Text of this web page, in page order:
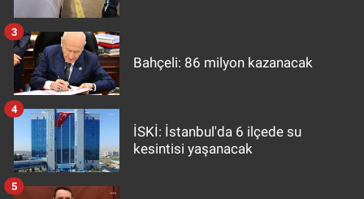
Bahçeli: 86 milyon kazanacak
3
İSKİ: İstanbul'da 6 ilçede su
kesintisi yaşanacak
4
5